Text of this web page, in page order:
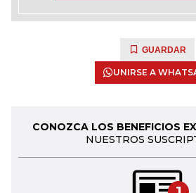
GUARDAR
UNIRSE A
CONOZCA LOS BENEFICIOS
NUESTROS